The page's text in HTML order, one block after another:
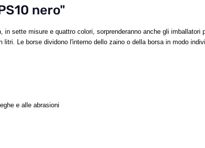
nero"
sette misure e quattro colori, sorprenderanno anche gli
Le borse dividono l'interno dello zaino o della borsa in modo
e alle abrasioni